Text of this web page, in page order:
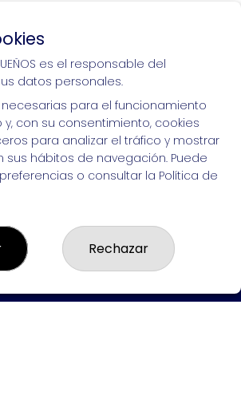
puedes hacerlo, ¡mucha
SUEÑOS es el responsable del
datos personales.
para el funcionamiento
con su consentimiento, cookies
para analizar el tráfico y mostrar
sus hábitos de navegación. Puede
o consultar la Política de
Rechazar